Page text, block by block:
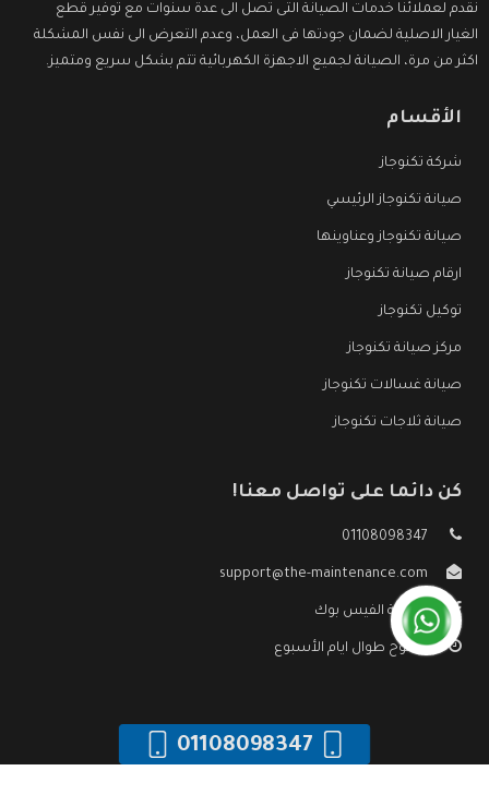
نقدم لعملائنا خدمات الصيانة التى تصل الى عدة سنوات مع توفير قطع
الغيار الاصلية لضمان جودتها فى العمل، وعدم التعرض الى نفس المشكلة
اكثر من مرة، الصيانة لجميع الاجهزة الكهربائية تتم بشكل سريع ومتميز.
الأقسام
شركة تكنوجاز
صيانة تكنوجاز الرئيسي
صيانة تكنوجاز وعناوينها
ارقام صيانة تكنوجاز
توكيل تكنوجاز
مركز صيانة تكنوجاز
صيانة غسالات تكنوجاز
صيانة ثلاجات تكنوجاز
كن دائما على تواصل معنا!
01108098347
support@the-maintenance.com
صفحة الفيس بوك
مفتوح طوال ايام الأسبوع
01108098347